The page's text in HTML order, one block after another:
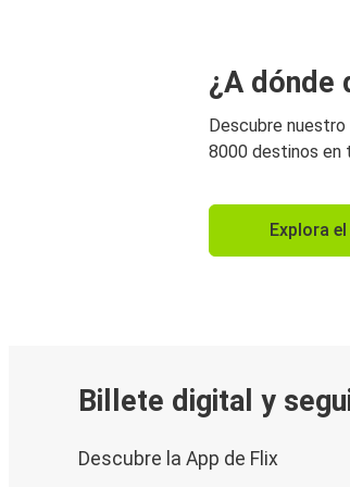
¿A dónde
Descubre nuestro
8000 destinos en
Explora
Billete digital y
Descubre la App de Flix